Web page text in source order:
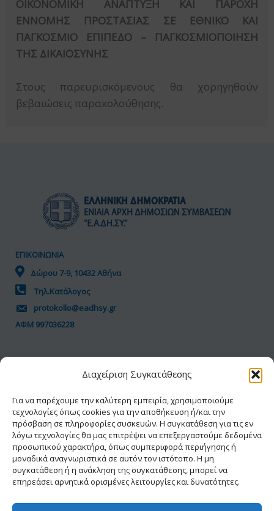
Διαχείριση Συγκατάθεσης
Για να παρέχουμε την καλύτερη εμπειρία, χρησιμοποιούμε
τεχνολογίες όπως cookies για την αποθήκευση ή/και την
πρόσβαση σε πληροφορίες συσκευών. Η συγκατάθεση για τις εν
λόγω τεχνολογίες θα μας επιτρέψει να επεξεργαστούμε δεδομένα
προσωπικού χαρακτήρα, όπως συμπεριφορά περιήγησης ή
μοναδικά αναγνωριστικά σε αυτόν τον ιστότοπο. Η μη
συγκατάθεση ή η ανάκληση της συγκατάθεσης, μπορεί να
επηρεάσει αρνητικά ορισμένες λειτουργίες και δυνατότητες.
ΟΙΚΟΝΟΜΙΚΗ ΑΝΑΠΤΥΞΗ ΚΑΙ ΠΑΡΟΧΗ
ΕΝΝΟΜΗΣ ΠΡΟΣΤΑΣΙΑΣ ΣΕ ΕΘΝΙΚΟ ΚΑΙ
ΠΑΓΚΟΣΜΙΟ ΕΠΙΠΕΔΟ – ΠΑΓΚΟΣΜΙΟΠΟΙΗΣΗ
ΤΗΣ ΔΙΚΑΙΟΣΥΝΗΣ
Στους παρευρισκόμενους θα χορηγηθούν
βεβαιώσεις παρακολούθησης.
ΕΠΙΚΟΙΝΩΝΙΑ
Δώρου 7-9, 10432 Αθήνα
Τηλ.Κατάλογος
protokollo@eadhsy.gr
ΑΦΜ 997036228
Προσωπικά Δεδομένα
Πολιτική Cookies
Δήλωση Προσβασιμότητας